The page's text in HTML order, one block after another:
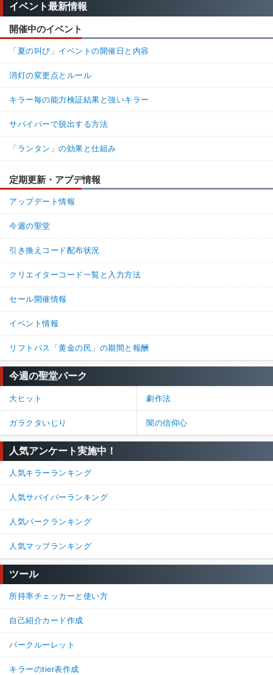
イベント最新情報
開催中のイベント
「夏の叫び」イベントの開催日と内容
消灯の変更点とルール
キラー毎の能力検証結果と強いキラー
サバイバーで脱出する方法
「ランタン」の効果と仕組み
定期更新・アプデ情報
アップデート情報
今週の聖堂
引き換えコード配布状況
クリエイターコード一覧と入力方法
セール開催情報
イベント情報
リフトパス「黄金の民」の期間と報酬
今週の聖堂パーク
大ヒット 劇作法
ガラクタいじり 闇の信仰心
人気アンケート実施中！
人気キラーランキング
人気サバイバーランキング
人気パークランキング
人気マップランキング
ツール
所持率チェッカーと使い方
自己紹介カード作成
パークルーレット
キラーのtier表作成